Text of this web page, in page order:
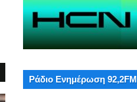
Ράδιο Ενημέρωση 92,2FM